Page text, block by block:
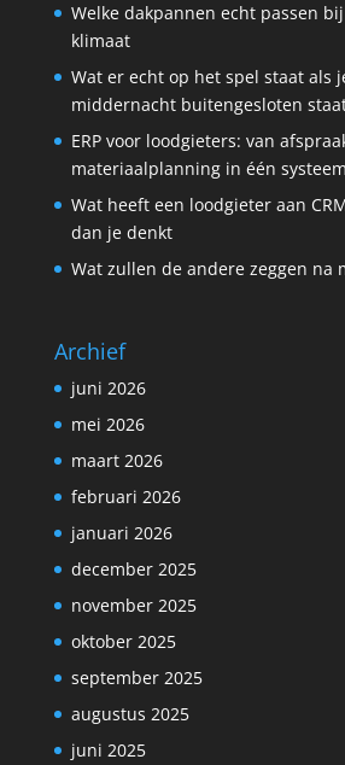
Welke dakpannen echt passen
klimaat
Wat er echt op het spel staat als
middernacht buitengesloten
ERP voor loodgieters: van
materiaalplanning in één systeem
Wat heeft een loodgieter aan
dan je denkt
Wat zullen de andere zeggen na
Archief
juni 2026
mei 2026
maart 2026
februari 2026
januari 2026
december 2025
november 2025
oktober 2025
september 2025
augustus 2025
juni 2025